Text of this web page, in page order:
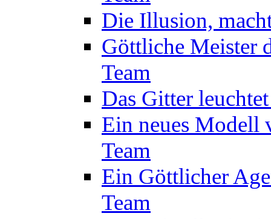
Die Illusion,
Göttliche Meister
Team
Das Gitter
Ein neues Modell
Team
Ein Göttlicher
Team